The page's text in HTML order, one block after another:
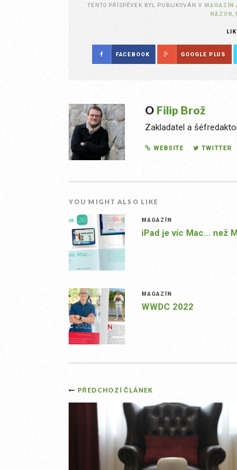
TENTO PŘÍSPĚVEK BYL PUBLIKOVÁN V MAGAZÍN
NÁZOR
FACEBOOK GOOGLE PLUS
O Filip Brož
Zakladatel a
WEBSITE TWITTER
YOU MIGHT ALSO LIKE
MAGAZÍN
iPad je víc Mac… než
MAGAZÍN
WWDC 2022
Post
navigation
PŘEDCHOZÍ ČLÁNEK